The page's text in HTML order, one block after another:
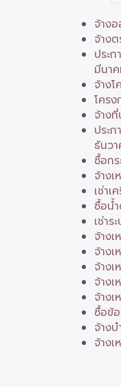
จ้าง
จ้าง
ประ
มีนา
จ้าง
โคร
จ้าง
ประ
ธันว
ซื้อก
จ้าง
เช่า
ซื้อน้
เช่า
จ้าง
จ้าง
จ้าง
จ้าง
จ้าง
ซื้อข้
จ้าง
จ้าง